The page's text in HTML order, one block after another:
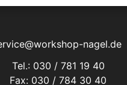
nagel.de
Tel.: 030 / 781 19 40
Fax: 030 / 784 30 40